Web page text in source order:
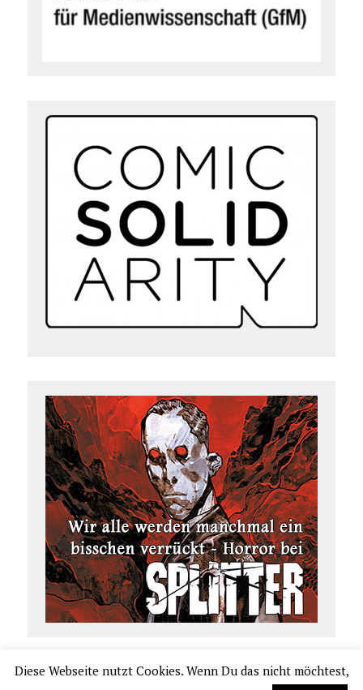
Diese Webseite nutzt Cookies. Wenn Du das nicht möchtest,